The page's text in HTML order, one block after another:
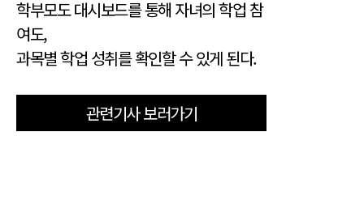
학부모도 대시보드를 통해 자녀의 학업 참
여도,
과목별 학업 성취를 확인할 수 있게 된다.
관련기사 보러가기